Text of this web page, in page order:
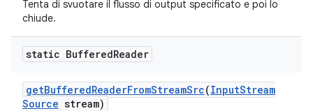
Tenta di svuotare il flusso di output specificato e poi lo
chiude.
static BufferedReader
getBufferedReaderFromStreamSrc(InputStream
Source stream)